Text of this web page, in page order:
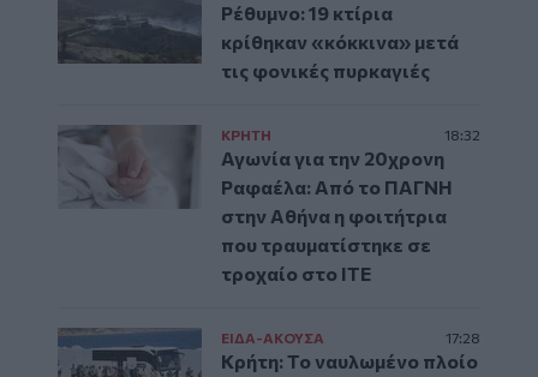
Ρέθυμνο: 19 κτίρια
κρίθηκαν «κόκκινα» μετά
τις φονικές πυρκαγιές
ΚΡΗΤΗ 18:32
Αγωνία για την 20χρονη
Ραφαέλα: Από το ΠΑΓΝΗ
στην Αθήνα η φοιτήτρια
που τραυματίστηκε σε
τροχαίο στο ΙΤΕ
ΕΙΔΑ-ΑΚΟΥΣΑ 17:28
Κρήτη: Το ναυλωμένο πλοίο